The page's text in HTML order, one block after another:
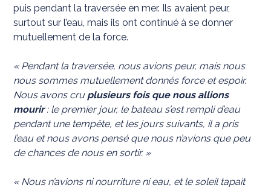
puis pendant la traversée en mer. Ils avaient peur,
surtout sur l’eau, mais ils ont continué à se donner
mutuellement de la force.
« Pendant la traversée, nous avions peur, mais nous
nous sommes mutuellement donnés force et espoir.
Nous avons cru plusieurs fois que nous allions
mourir: le premier jour, le bateau s’est rempli d’eau
pendant une tempête, et les jours suivants, il a pris
l’eau et nous avons pensé que nous n’avions que peu
de chances de nous en sortir. »
« Nous n’avions ni nourriture ni eau, et le soleil tapait